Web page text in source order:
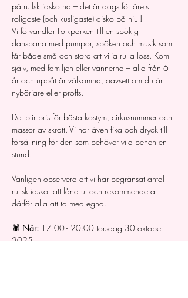
på rullskridskorna – det är dags för årets
roligaste (och kusligaste) disko på hjul!
Vi förvandlar Folkparken till en spökig
dansbana med pumpor, spöken och musik som
får både små och stora att vilja rulla loss. Kom
själv, med familjen eller vännerna – alla från 6
år och uppåt är välkomna, oavsett om du är
nybörjare eller proffs.
Det blir pris för bästa kostym, cirkusnummer och
massor av skratt. Vi har även fika och dryck till
försäljning för den som behöver vila benen en
stund.
Vänligen observera att vi har begränsat antal
rullskridskor att låna ut och rekommenderar
därför alla att ta med egna.
🕷️ När: 17:00 - 20:00 torsdag 30 oktober
2025